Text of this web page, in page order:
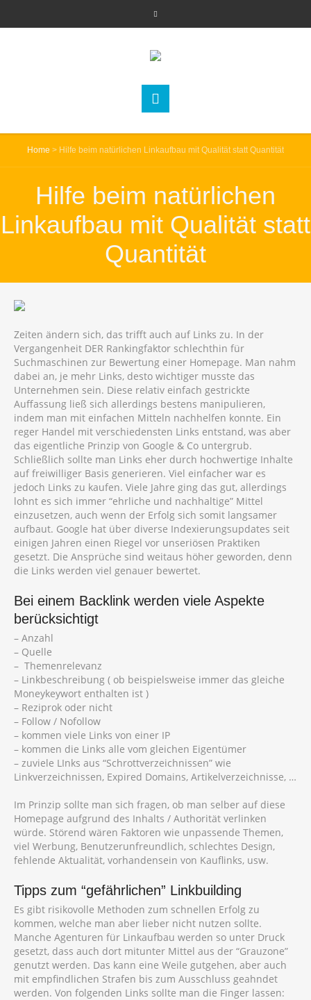
Home > Hilfe beim natürlichen Linkaufbau mit Qualität statt Quantität
Hilfe beim natürlichen
Linkaufbau mit Qualität statt
Quantität
Zeiten ändern sich, das trifft auch auf Links zu. In der
Vergangenheit DER Rankingfaktor schlechthin für
Suchmaschinen zur Bewertung einer Homepage. Man nahm
dabei an, je mehr Links, desto wichtiger musste das
Unternehmen sein. Diese relativ einfach gestrickte
Auffassung ließ sich allerdings bestens manipulieren,
indem man mit einfachen Mitteln nachhelfen konnte. Ein
reger Handel mit verschiedensten Links entstand, was aber
das eigentliche Prinzip von Google & Co untergrub.
Schließlich sollte man Links eher durch hochwertige Inhalte
auf freiwilliger Basis generieren. Viel einfacher war es
jedoch Links zu kaufen. Viele Jahre ging das gut, allerdings
lohnt es sich immer “ehrliche und nachhaltige” Mittel
einzusetzen, auch wenn der Erfolg sich somit langsamer
aufbaut. Google hat über diverse Indexierungsupdates seit
einigen Jahren einen Riegel vor unseriösen Praktiken
gesetzt. Die Ansprüche sind weitaus höher geworden, denn
die Links werden viel genauer bewertet.
Bei einem Backlink werden viele Aspekte
berücksichtigt
– Anzahl
– Quelle
– Themenrelevanz
– Linkbeschreibung ( ob beispielsweise immer das gleiche
Moneykeywort enthalten ist )
– Reziprok oder nicht
– Follow / Nofollow
– kommen viele Links von einer IP
– kommen die Links alle vom gleichen Eigentümer
– zuviele LInks aus “Schrottverzeichnissen” wie
Linkverzeichnissen, Expired Domains, Artikelverzeichnisse, …
Im Prinzip sollte man sich fragen, ob man selber auf diese
Homepage aufgrund des Inhalts / Authorität verlinken
würde. Störend wären Faktoren wie unpassende Themen,
viel Werbung, Benutzerunfreundlich, schlechtes Design,
fehlende Aktualität, vorhandensein von Kauflinks, usw.
Tipps zum “gefährlichen” Linkbuilding
Es gibt risikovolle Methoden zum schnellen Erfolg zu
kommen, welche man aber lieber nicht nutzen sollte.
Manche Agenturen für Linkaufbau werden so unter Druck
gesetzt, dass auch dort mitunter Mittel aus der “Grauzone”
genutzt werden. Das kann eine Weile gutgehen, aber auch
mit empfindlichen Strafen bis zum Ausschluss geahndet
werden. Von folgenden Links sollte man die Finger lassen: